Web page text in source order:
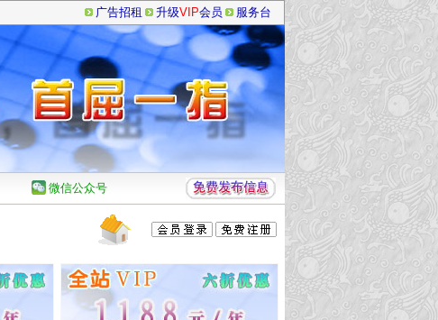
广告招租 升级VIP会员 服务台
微信公众号